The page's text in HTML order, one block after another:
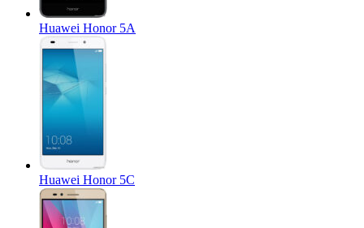
Huawei Honor 5A
Huawei Honor 5C